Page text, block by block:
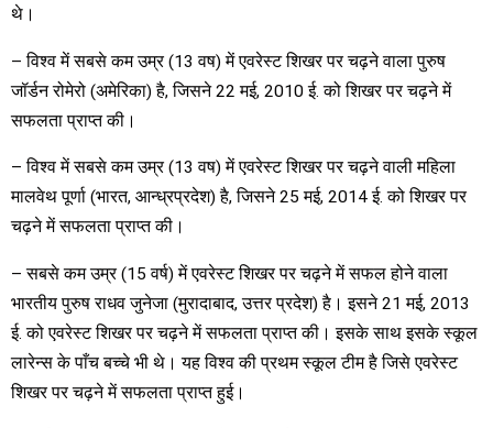
थे।
– विश्व में सबसे कम उम्र (13 वष) में एवरेस्ट शिखर पर चढ़ने वाला पुरुष
जॉर्डन रोमेरो (अमेरिका) है, जिसने 22 मई, 2010 ई. को शिखर पर चढ़ने में
सफलता प्राप्त की।
– विश्व में सबसे कम उम्र (13 वष) में एवरेस्ट शिखर पर चढ़ने वाली महिला
मालवेथ पूर्णा (भारत, आन्ध्रप्रदेश) है, जिसने 25 मई, 2014 ई. को शिखर पर
चढ़ने में सफलता प्राप्त की।
– सबसे कम उम्र (15 वर्ष) में एवरेस्ट शिखर पर चढ़ने में सफल होने वाला
भारतीय पुरुष राधव जुनेजा (मुरादाबाद, उत्तर प्रदेश) है। इसने 21 मई, 2013
ई. को एवरेस्ट शिखर पर चढ़ने में सफलता प्राप्त की। इसके साथ इसके स्कूल
लारेन्स के पाँच बच्चे भी थे। यह विश्व की प्रथम स्कूल टीम है जिसे एवरेस्ट
शिखर पर चढ़ने में सफलता प्राप्त हुई।